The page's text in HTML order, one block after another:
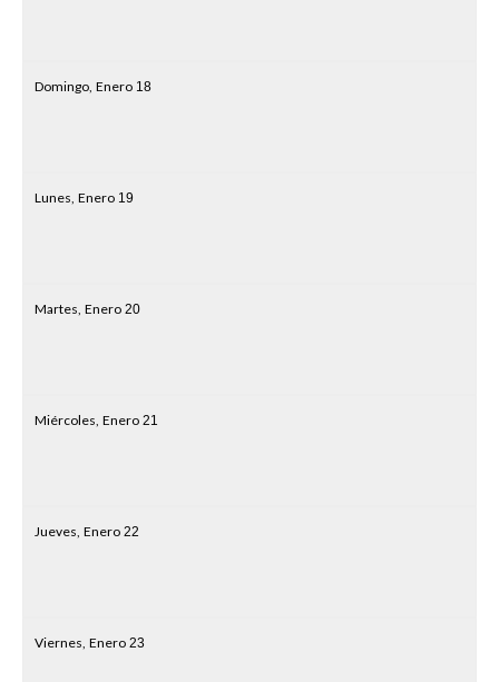
Domingo, Enero 18
Lunes, Enero 19
Martes, Enero 20
Miércoles, Enero 21
Jueves, Enero 22
Viernes, Enero 23